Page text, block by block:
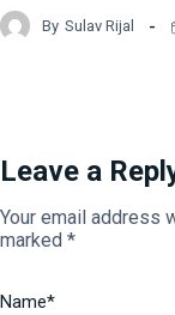
By Sulav Rijal
Leave a
Your email address
marked *
Name*